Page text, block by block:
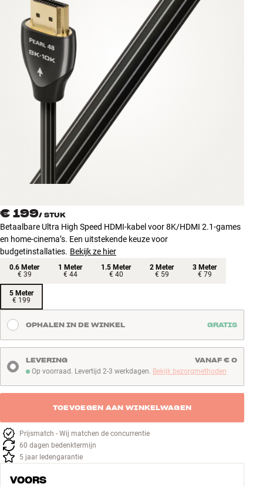
NIEUW
AANBIEDINGEN
Winkels
Klantenservice
Inloggen
€ 199/ STUK
Betaalbare Ultra High Speed HDMI-kabel voor 8K/HDMI 2.1-games
en home-cinema’s. Een uitstekende keuze voor
budgetinstallaties. Bekijk ze hier
0.6 Meter
€ 39
1 Meter
€ 44
1.5 Meter
€ 40
2 Meter
€ 59
3 Meter
€ 79
5 Meter
€ 199
OPHALEN IN DE WINKEL GRATIS
Op voorraad. Levertijd 2-3 werkdagen
Op voorraad. Levertijd 2-3 werkdagen. Bekijk bezorgmethoden
LEVERING VANAF € 0
TOEVOEGEN AAN WINKELWAGEN
Prijsmatch - Wij matchen de concurrentie
60 dagen bedenktermijn
5 jaar ledengarantie
VOORS